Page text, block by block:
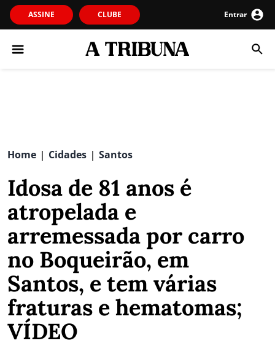
ASSINE CLUBE Entrar
Home | Cidades | Santos
Idosa de 81 anos é
atropelada e
arremessada por carro
no Boqueirão, em
Santos, e tem várias
fraturas e hematomas;
VÍDEO